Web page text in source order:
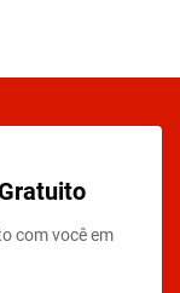
com você em